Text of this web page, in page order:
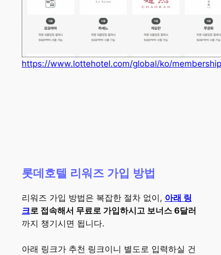
https://www.lottehotel.com/global/ko/
롯데호텔 리워즈 가입 방법
리워즈 가입 방법은 복잡한 절차 없이, 아래 링
크로 접속해서 무료로 가입하시고 보너스 6달러
까지 챙기시면 됩니다.
아래 링크가 추천 링크이니 별도로 입력하실 건